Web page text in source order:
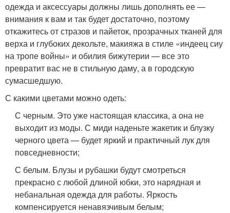
одежда и аксессуары должны лишь дополнять ее —
внимания к вам и так будет достаточно, поэтому
откажитесь от стразов и пайеток, прозрачных тканей для
верха и глубоких декольте, макияжа в стиле «индеец сиу
на тропе войны» и обилия бижутерии — все это
превратит вас не в стильную даму, а в городскую
сумасшедшую.
С какими цветами можно одеть:
С черным. Это уже настоящая классика, а она не
выходит из моды. С миди наденьте жакетик и блузку
черного цвета — будет яркий и практичный лук для
повседневности;
С белым. Блузы и рубашки будут смотреться
прекрасно с любой длиной юбки, это нарядная и
небанальная одежда для работы. Яркость
компенсируется ненавязчивым белым;